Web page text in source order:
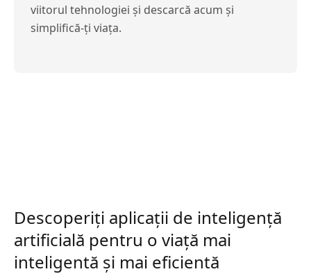
viitorul tehnologiei și descarcă acum și
simplifică-ți viața.
Descoperiți aplicații de inteligență
artificială pentru o viață mai
inteligentă și mai eficientă